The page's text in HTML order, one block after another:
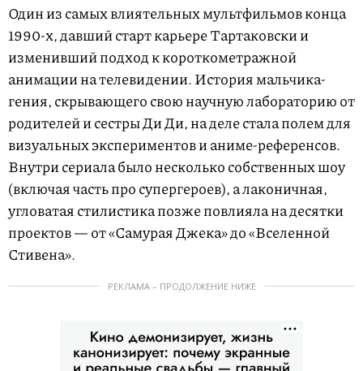
Один из самых влиятельных мультфильмов конца
1990-х, давший старт карьере Тартаковски и
изменивший подход к короткометражной
анимации на телевидении. История мальчика-
гения, скрывающего свою научную лабораторию от
родителей и сестры Ди Ди, на деле стала полем для
визуальных экспериментов и аниме-референсов.
Внутри сериала было несколько собственных шоу
(включая часть про супергероев), а лаконичная,
угловатая стилистика позже повлияла на десятки
проектов — от «Самурая Джека» до «Вселенной
Стивена».
РЕКЛАМА – ПРОДОЛЖЕНИЕ НИЖЕ